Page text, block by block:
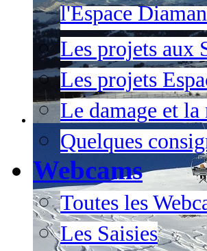
l'Espace
Les projets aux
Les projets
Le damage et
Quelques
Webcams
Toutes les
Les Saisies